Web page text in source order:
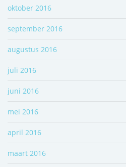
oktober 2016
september 2016
augustus 2016
juli 2016
juni 2016
mei 2016
april 2016
maart 2016